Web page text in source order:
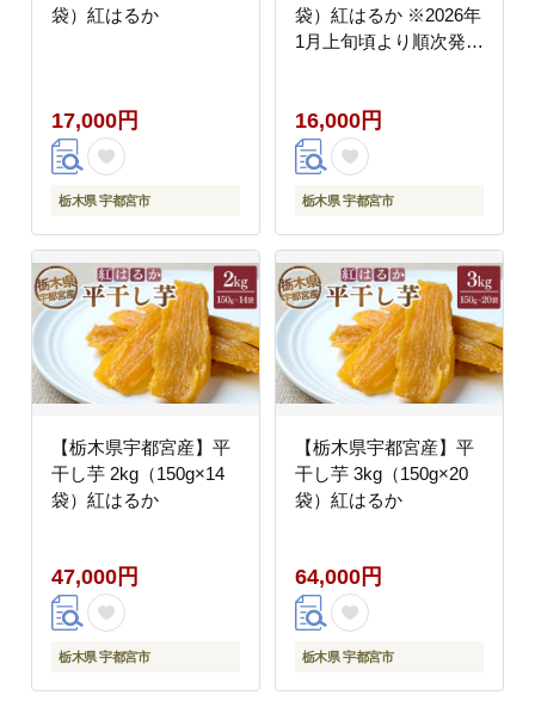
袋）紅はるか
17,000円
栃木県 宇都宮市
袋）紅はるか ※2026年
1月上旬頃より順次発送
16,000円
栃木県 宇都宮市
【栃木県宇都宮産】平
干し芋 2kg（150g×14
袋）紅はるか
47,000円
栃木県 宇都宮市
【栃木県宇都宮産】平
干し芋 3kg（150g×20
袋）紅はるか
64,000円
栃木県 宇都宮市